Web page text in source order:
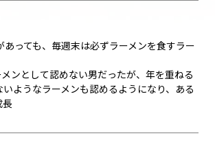
っても、毎週末は必ずラーメンを食すラー
ンとして認めない男だったが、年を重ねる
ようなラーメンも認めるようになり、ある